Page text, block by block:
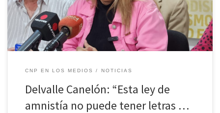
quiere una reconciliación, esta ley de amnistía no tiene que tener
letras chiquitas”, […]
CNP EN LOS MEDIOS NOTICIAS
Delvalle Canelón: “Esta ley de
amnistía no puede tener letras …